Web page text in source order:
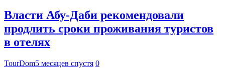
Власти Абу-Даби рекомендовали
продлить сроки проживания туристов
в отелях
TourDom5 месяцев спустя 0